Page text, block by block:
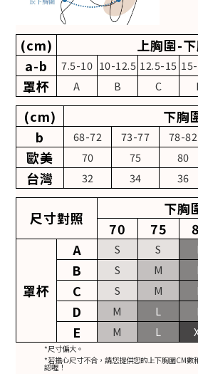
(cm)
上胸圍-
a-b
7.5-10 10-12.5 12.5-15
罩杯 A B C
(cm)
下胸
b
68-72 73-77 78-82
歐美 70 75 80
台灣 32 34 36
尺寸對照
下胸
70
75
罩杯
A S S
B S M
C S M
D M L
E M L
*尺寸偏大。
*若擔心尺寸不合，請您提供您的上下胸圍CM數
認喔！